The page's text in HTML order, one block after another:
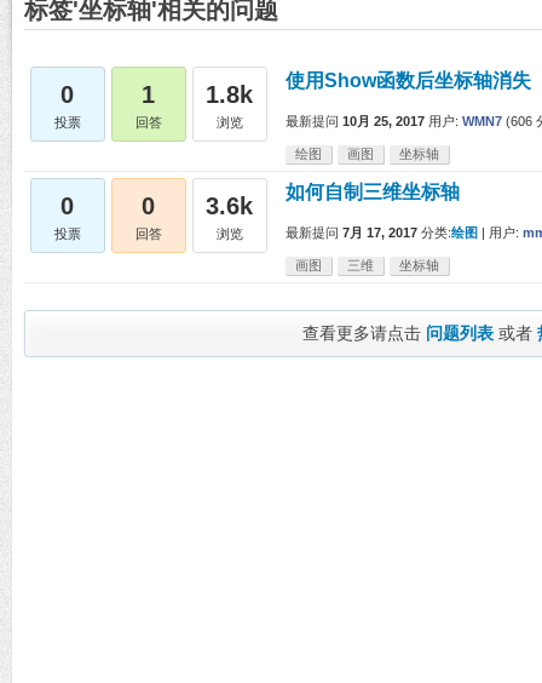
标签'坐标轴'相关的问题
0
投票
1
回答
1.8k
浏览
使用Show函数后坐标轴消失
最新提问 10月 25, 2017 用户: WMN7 (606
绘图 画图 坐标轴
0
投票
0
回答
3.6k
浏览
如何自制三维坐标轴
最新提问 7月 17, 2017 分类:绘图 用户:
画图 三维 坐标轴
查看更多请点击 问题列表 或者